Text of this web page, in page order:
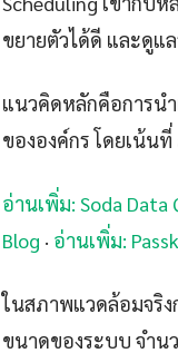
ขยายตัวได้ดี และดูแ
แนวคิดหลักคือการน
ขององค์กร โดยเน้น
อ่านเพิ่ม: Soda Data
Blog · อ่านเพิ่ม:
ในสภาพแวดล้อมจริง
ขนาดของระบบ จำ